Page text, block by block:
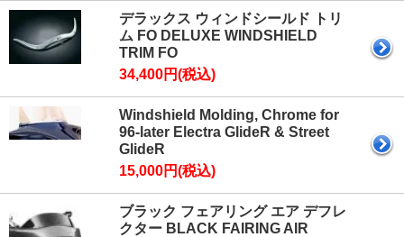
デラックス ウィンドシールド トリ
ム FO DELUXE WINDSHIELD
TRIM FO
34,400円(税込)
Windshield Molding, Chrome for
96-later Electra GlideR & Street
GlideR
15,000円(税込)
ブラック フェアリング エア デフレ
クター BLACK FAIRING AIR